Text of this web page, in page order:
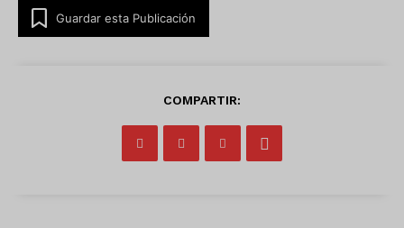
Guardar esta Publicación
COMPARTIR: